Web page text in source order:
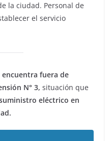
la ciudad. Personal de
el servicio
encuentra fuera de
N° 3, situación que
eléctrico en